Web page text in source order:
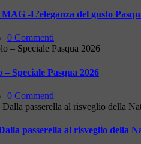
-L’eleganza del gusto
| 0 Commenti
Speciale Pasqua 2026
| 0 Commenti
passerella al risveglio della